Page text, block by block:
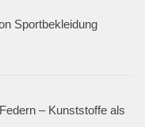
Sportbekleidung
– Kunststoffe als